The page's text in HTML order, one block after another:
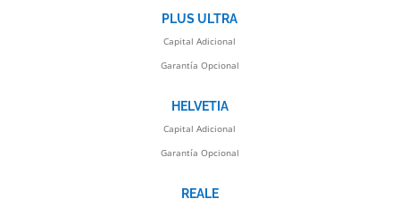
PLUS ULTRA
Capital Adicional
Garantía Opcional
HELVETIA
Capital Adicional
Garantía Opcional
REALE